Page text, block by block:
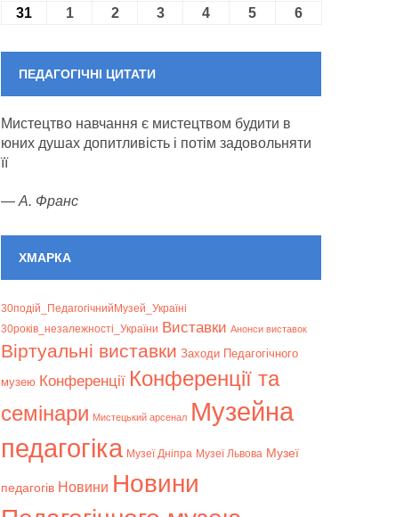
31 31.08.2026
101.09.2026
202.09.2026
303.09.2026
4 04.09.2026
5 05.09.2026
6
ПЕДАГОГІЧНІ ЦИТАТИ
Мистецтво навчання є мистецтвом будити в
юних душах допитливість і потім задовольняти
її
— А. Франс
ХМАРКА
30подій_ПедагогічнийМузей_Україні
30років_незалежності_України Bиставки Анонси виставок
Віртуальні виставки Заходи Педагогічного
музею Конференції Конференції та
семінари Мистецький арсенал Музейна
педагогіка Музеї Дніпра Музеї Львова Музеї
педагогів Новини Новини